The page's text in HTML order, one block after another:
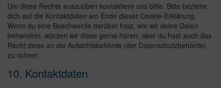
Um diese Rechte auszuüben kontaktiere uns bitte. Bitte beziehe
dich auf die Kontaktdaten am Ende dieser Cookie-Erklärung.
Wenn du eine Beschwerde darüber hast, wie wir deine Daten
behandeln, würden wir diese gerne hören, aber du hast auch das
Recht diese an die Aufsichtsbehörde (der Datenschutzbehörde)
zu richten.
10. Kontaktdaten